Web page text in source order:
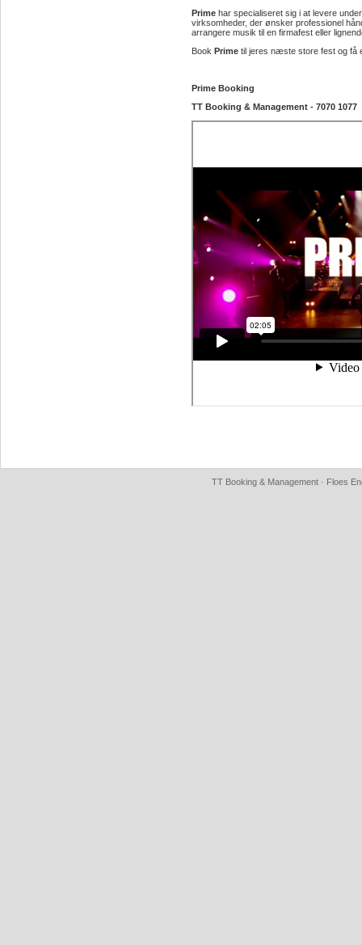
Prime har specialiseret sig i at levere
virksomheder, der ønsker professionel
arrangere musik til en firmafest eller
Book Prime til jeres næste store fest og få
Prime Booking
TT Booking & Management - 7070 1077
TT Booking & Management · Floes